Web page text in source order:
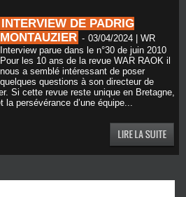
INTERVIEW DE PADRIG
MONTAUZIER - 03/04/2024 | WR
Interview parue dans le n°30 de juin 2010
Pour les 10 ans de la revue WAR RAOK il
nous a semblé intéressant de poser
quelques questions à son directeur de
Si cette revue reste unique en Bretagne,
persévérance d’une équipe...